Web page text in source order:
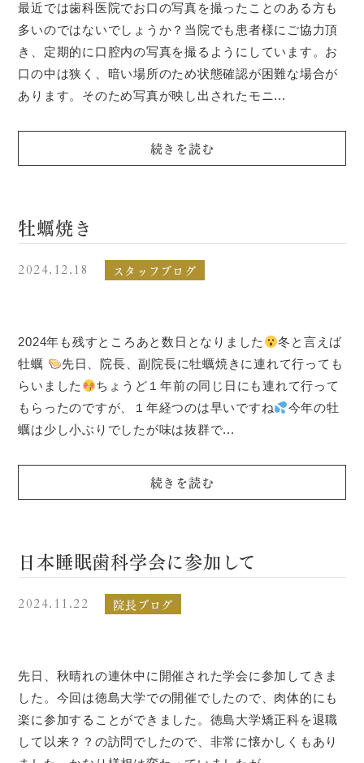
最近では歯科医院でお口の写真を撮ったことのある方も
多いのではないでしょうか？当院でも患者様にご協力頂
き、定期的に口腔内の写真を撮るようにしています。お
口の中は狭く、暗い場所のため状態確認が困難な場合が
あります。そのため写真が映し出されたモニ...
続きを読む
牡蠣焼き
2024.12.18 スタッフブログ
2024年も残すところあと数日となりました
冬と言えば
牡蠣
先日、院長、副院長に牡蠣焼きに連れて行っても
らいました
ちょうど１年前の同じ日にも連れて行って
もらったのですが、１年経つのは早いですね
今年の牡
蠣は少し小ぶりでしたが味は抜群で...
続きを読む
日本睡眠歯科学会に参加して
2024.11.22 院長ブログ
先日、秋晴れの連休中に開催された学会に参加してきま
した。今回は徳島大学での開催でしたので、肉体的にも
楽に参加することができました。徳島大学矯正科を退職
して以来？？の訪問でしたので、非常に懐かしくもあり